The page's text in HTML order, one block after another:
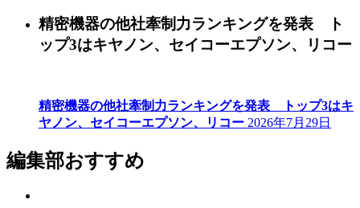
精密機器の他社牽制力ランキングを発表 ト
ップ3はキヤノン、セイコーエプソン、リコー
精密機器の他社牽制力ランキングを発表 トップ3はキ
ヤノン、セイコーエプソン、リコー 2026年7月29日
編集部おすすめ